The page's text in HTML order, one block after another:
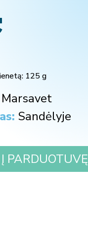
125 g
Marsavet
Sandėlyje
Į PARDUOTUVĘ